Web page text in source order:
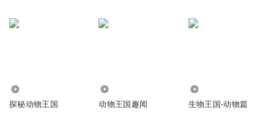
探秘动物王国 动物王国趣闻 生物王国-动物篇